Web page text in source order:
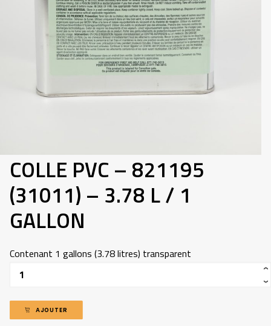
COLLE PVC – 821195
(31011) – 3.78 L / 1
GALLON
Contenant 1 gallons (3.78 litres) transparent
‹
›
AJOUTER